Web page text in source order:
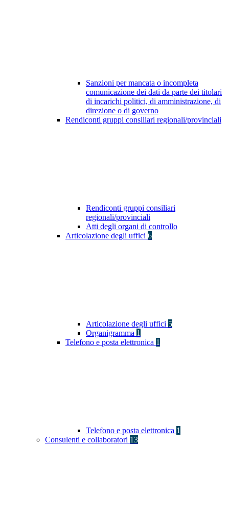
Sanzioni per mancata o incompleta
comunicazione dei dati da parte dei titolari
di incarichi politici, di amministrazione, di
direzione o di governo
Rendiconti gruppi consiliari regionali/provinciali
Rendiconti gruppi consiliari
regionali/provinciali
Atti degli organi di controllo
Articolazione degli uffici 6
Articolazione degli uffici 5
Organigramma 1
Telefono e posta elettronica 1
Telefono e posta elettronica 1
Consulenti e collaboratori 13